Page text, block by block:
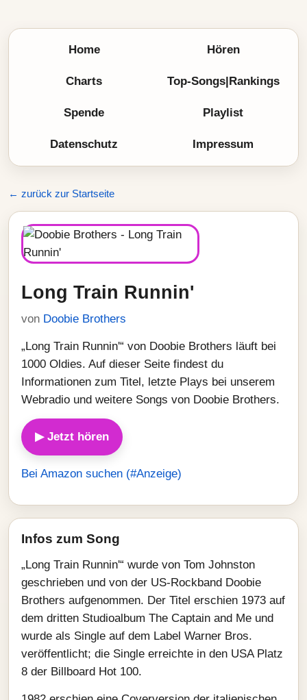
Home Hören
Charts Top-Songs|Rankings
Spende Playlist
Datenschutz Impressum
← zurück zur Startseite
Long Train Runnin'
von Doobie Brothers
„Long Train Runnin'“ von Doobie Brothers läuft bei
1000 Oldies. Auf dieser Seite findest du
Informationen zum Titel, letzte Plays bei unserem
Webradio und weitere Songs von Doobie Brothers.
▶ Jetzt hören
Bei Amazon suchen (#Anzeige)
Infos zum Song
„Long Train Runnin'“ wurde von Tom Johnston
geschrieben und von der US-Rockband Doobie
Brothers aufgenommen. Der Titel erschien 1973 auf
dem dritten Studioalbum The Captain and Me und
wurde als Single auf dem Label Warner Bros.
veröffentlicht; die Single erreichte in den USA Platz
8 der Billboard Hot 100.